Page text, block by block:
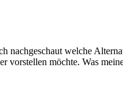
nachgeschaut welche
möchte. Was